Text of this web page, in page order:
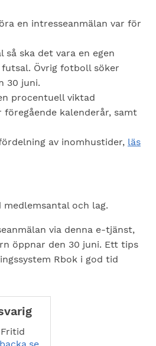
en intresseanmälan var för
ska det vara en egen
Övrig fotboll söker
30 juni.
procentuell viktad
kalenderår, samt
av inomhustider, läs
och lag.
via denna e-tjänst,
öppnar den 30 juni. Ett tips
Rbok i god tid